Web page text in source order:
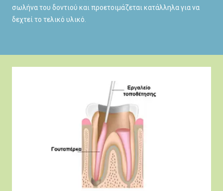
σωλήνα του δοντιού και προετοιμάζεται κατάλληλα για να
δεχτεί το τελικό υλικό.